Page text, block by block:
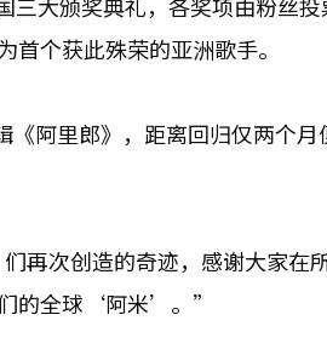
个获此殊荣的亚洲歌手。
阿里郎》，距离回归仅两个
次创造的奇迹，感谢大家在
的全球‘阿米’。”